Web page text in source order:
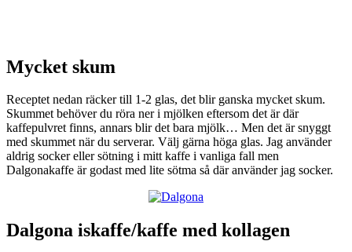
Mycket skum
Receptet nedan räcker till 1-2 glas, det blir ganska mycket skum.
Skummet behöver du röra ner i mjölken eftersom det är där
kaffepulvret finns, annars blir det bara mjölk… Men det är snyggt
med skummet när du serverar. Välj gärna höga glas. Jag använder
aldrig socker eller sötning i mitt kaffe i vanliga fall men
Dalgonakaffe är godast med lite sötma så där använder jag socker.
Dalgona iskaffe/kaffe med kollagen